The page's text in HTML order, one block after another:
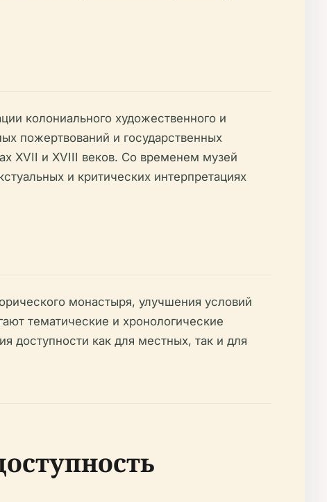
колониального художественного и
пожертвований и государственных
XVII и XVIII веков. Со временем музей
и критических интерпретациях
монастыря, улучшения условий
тематические и хронологические
доступности как для местных, так и для